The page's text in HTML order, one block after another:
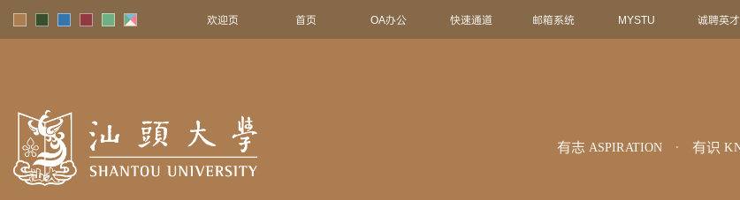
欢迎页 首页 OA办公 快速通道 邮箱系统 MYSTU 诚聘英才
有志 ASPIRATION 有识